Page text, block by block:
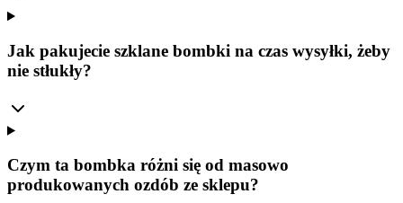
Jak pakujecie szklane bombki na czas wysyłki, żeby
nie stłukły?
Czym ta bombka różni się od masowo
produkowanych ozdób ze sklepu?